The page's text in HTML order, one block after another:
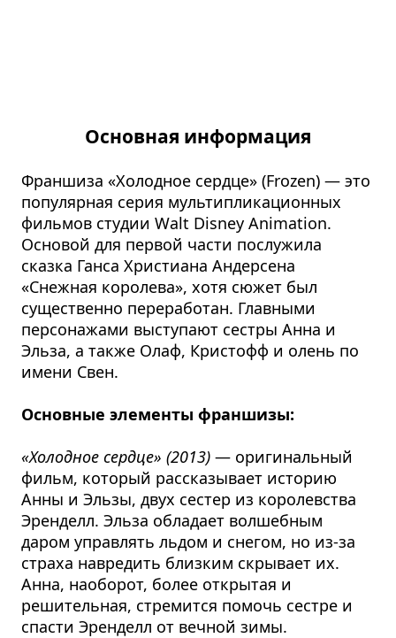
Основная информация
Франшиза «Холодное сердце» (Frozen) — это
популярная серия мультипликационных
фильмов студии Walt Disney Animation.
Основой для первой части послужила
сказка Ганса Христиана Андерсена
«Снежная королева», хотя сюжет был
существенно переработан. Главными
персонажами выступают сестры Анна и
Эльза, а также Олаф, Кристофф и олень по
имени Свен.
Основные элементы франшизы:
«Холодное сердце» (2013)— оригинальный
фильм, который рассказывает историю
Анны и Эльзы, двух сестер из королевства
Эренделл. Эльза обладает волшебным
даром управлять льдом и снегом, но из-за
страха навредить близким скрывает их.
Анна, наоборот, более открытая и
решительная, стремится помочь сестре и
спасти Эренделл от вечной зимы.